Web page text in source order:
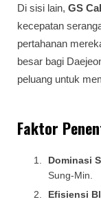
Di sisi lain, GS
kecepatan
pertahanan
besar bagi
peluang untuk
Faktor
Dominasi
Sung-Min.
Efisiensi